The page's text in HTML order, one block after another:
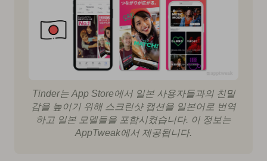
Tinder는 App Store에서 일본 사용자들과의 친밀
감을 높이기 위해 스크린샷 캡션을 일본어로 번역
하고 일본 모델들을 포함시켰습니다. 이 정보는
AppTweak에서 제공됩니다.